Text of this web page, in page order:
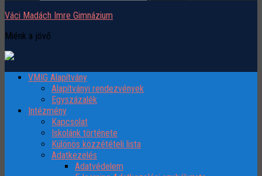
Váci Madách Imre Gimnázium
Miénk a jövő
VMIG Alapítvány
Alapítványi rendezvények
Egyszázalék
Intézmény
Kapcsolat
Iskolánk története
Különös közzétételi lista
Adatkezelés
Adatvédelem